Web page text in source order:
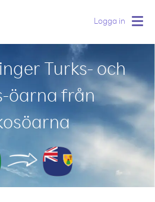
Logga in
Turks- och
öarna från